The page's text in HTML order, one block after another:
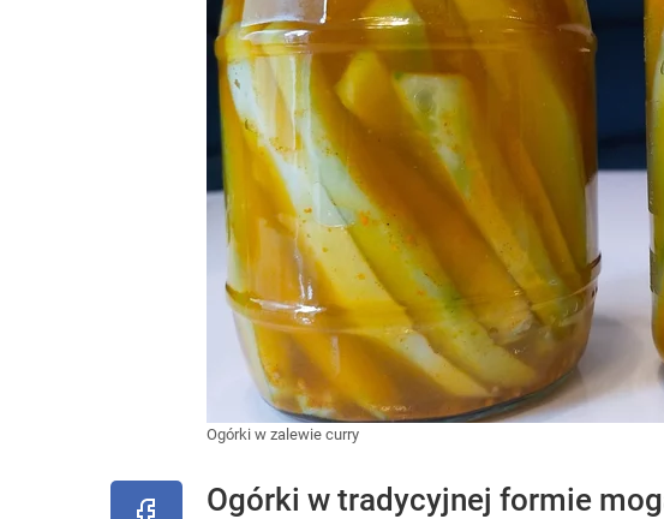
Ogórki w zalewie curry
Ogórki w tradycyjnej formie